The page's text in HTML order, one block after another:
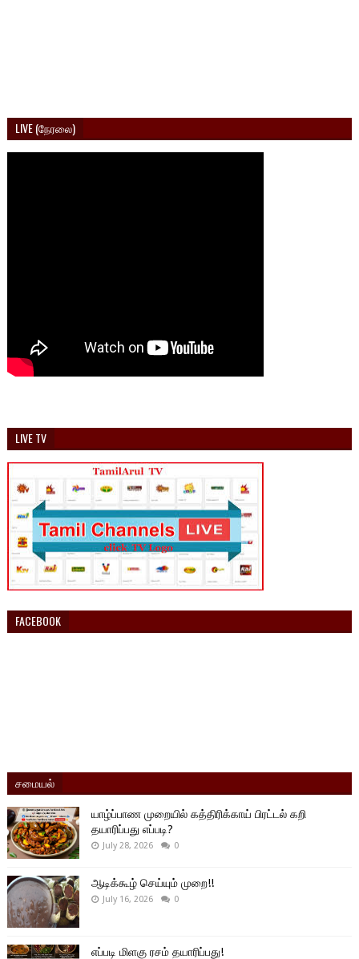
LIVE (நேரலை)
LIVE TV
FACEBOOK
சமையல்
யாழ்ப்பாண முறையில் கத்திரிக்காய் பிரட்டல் கறி
தயாரிப்பது எப்படி?
July 28, 2026 0
ஆடிக்கூழ் செய்யும் முறை!!
July 16, 2026 0
எப்படி மிளகு ரசம் தயாரிப்பது!